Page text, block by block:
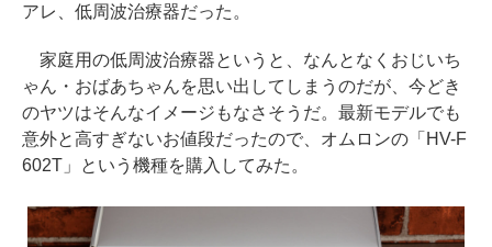
アレ、低周波治療器だった。
家庭用の低周波治療器というと、なんとなくおじいち
ゃん・おばあちゃんを思い出してしまうのだが、今どき
のヤツはそんなイメージもなさそうだ。最新モデルでも
意外と高すぎないお値段だったので、オムロンの「HV-F
602T」という機種を購入してみた。